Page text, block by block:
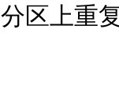
区上重